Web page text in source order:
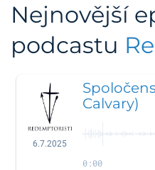
Nejnovější
podcastu
6.7.2025
Calvary)
0:00